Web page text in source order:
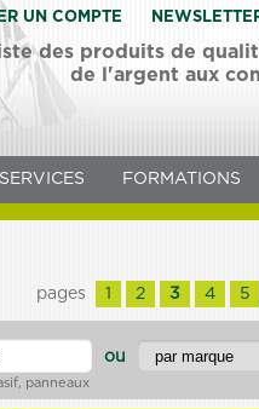
UN COMPTE
des produits de
de l'argent aux
SERVICES FORMATIONS
pages 1 2 3 4 5
panneaux
ou